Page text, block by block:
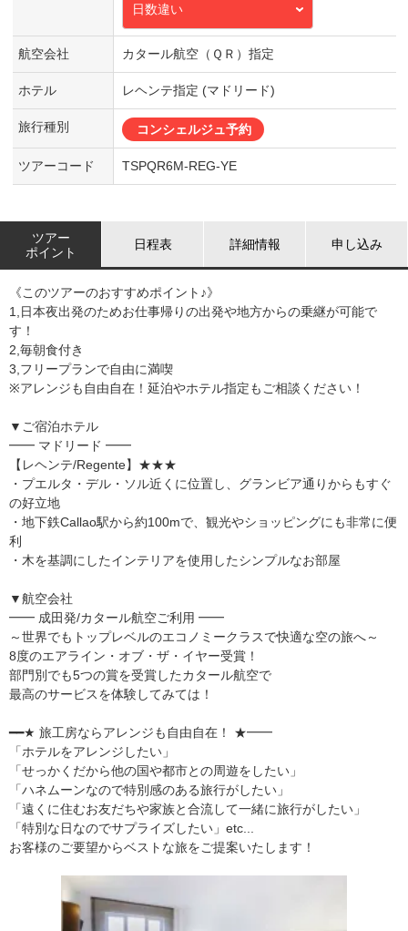
日数違い
航空会社 カタール航空（ＱＲ）指定
ホテル レヘンテ指定 (マドリード)
旅行種別 コンシェルジュ予約
ツアーコード TSPQR6M-REG-YE
ツアー
ポイント
日程表 詳細情報 申し込み
《このツアーのおすすめポイント♪》
1,日本夜出発のためお仕事帰りの出発や地方からの乗継が可能で
す！
2,毎朝食付き
3,フリープランで自由に満喫
※アレンジも自由自在！延泊やホテル指定もご相談ください！
▼ご宿泊ホテル
━━ マドリード ━━
【レヘンテ/Regente】★★★
・プエルタ・デル・ソル近くに位置し、グランビア通りからもすぐ
の好立地
・地下鉄Callao駅から約100mで、観光やショッピングにも非常に便
利
・木を基調にしたインテリアを使用したシンプルなお部屋
▼航空会社
━━ 成田発/カタール航空ご利用 ━━
～世界でもトップレベルのエコノミークラスで快適な空の旅へ～
8度のエアライン・オブ・ザ・イヤー受賞！
部門別でも5つの賞を受賞したカタール航空で
最高のサービスを体験してみては！
━━★ 旅工房ならアレンジも自由自在！ ★━━
「ホテルをアレンジしたい」
「せっかくだから他の国や都市との周遊をしたい」
「ハネムーンなので特別感のある旅行がしたい」
「遠くに住むお友だちや家族と合流して一緒に旅行がしたい」
「特別な日なのでサプライズしたい」etc...
お客様のご要望からベストな旅をご提案いたします！